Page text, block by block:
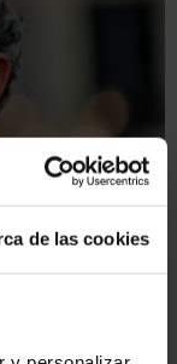
de las cookies
del